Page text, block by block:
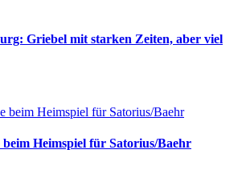
Griebel mit starken Zeiten, aber viel
beim Heimspiel für Satorius/Baehr